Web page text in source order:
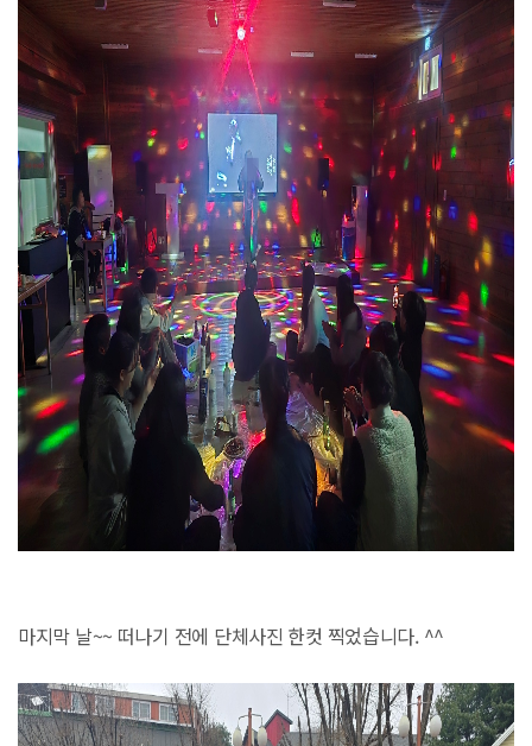
마지막 날~~ 떠나기 전에 단체사진 한컷 찍었습니다. ^^